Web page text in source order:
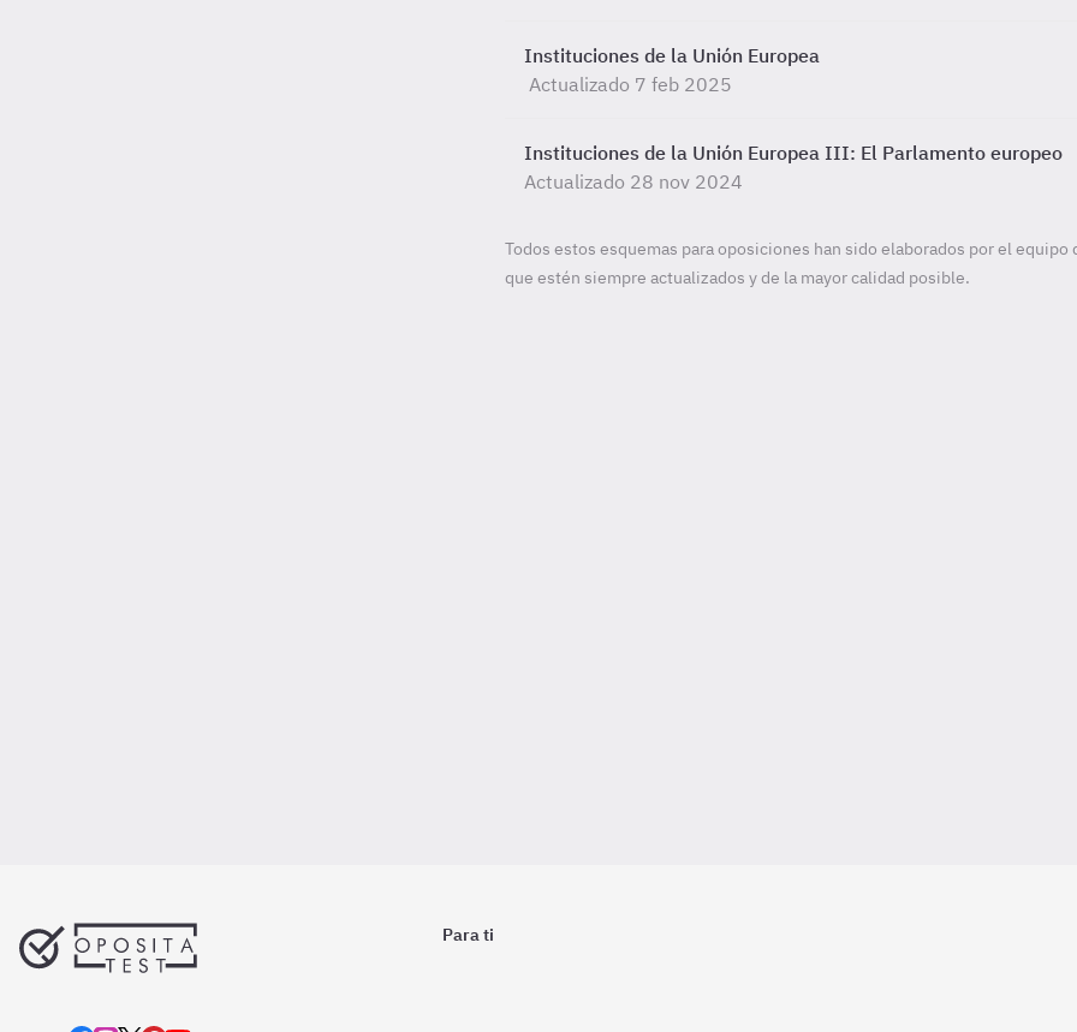
Instituciones de la Unión Europea
Actualizado 7 feb 2025
Instituciones de la Unión Europea III: El Parlamento europeo
Actualizado 28 nov 2024
Todos estos esquemas para oposiciones han sido elaborados por el
que estén siempre actualizados y de la mayor calidad posible.
Para ti